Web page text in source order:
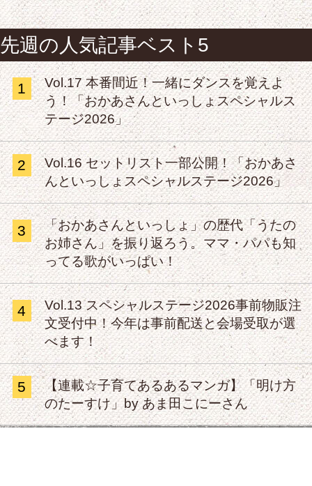
先週の人気記事ベスト5
1
Vol.17 本番間近！一緒にダンスを覚えよ
う！「おかあさんといっしょスペシャルス
テージ2026」
2
Vol.16 セットリスト一部公開！「おかあさ
んといっしょスペシャルステージ2026」
3
「おかあさんといっしょ」の歴代「うたの
お姉さん」を振り返ろう。ママ・パパも知
ってる歌がいっぱい！
4
Vol.13 スペシャルステージ2026事前物販注
文受付中！今年は事前配送と会場受取が選
べます！
5
【連載☆子育てあるあるマンガ】「明け方
のたーすけ」by あま田こにーさん